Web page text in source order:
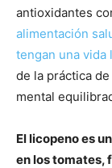
antioxidantes
alimentación
tengan una vida
de la práctica
mental
El licopeno es
en los tomates,